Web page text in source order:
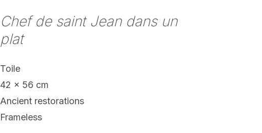
Chef de saint Jean dans un
plat
Toile
42 x 56 cm
Ancient restorations
Frameless